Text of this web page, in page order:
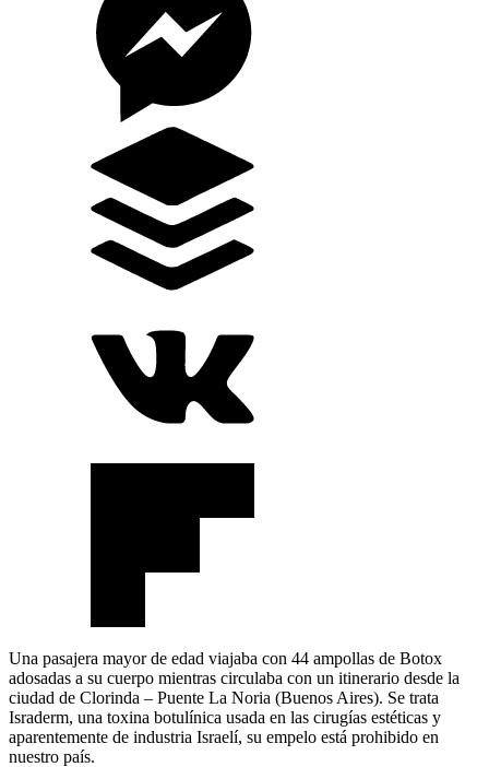
Una pasajera mayor de edad viajaba con 44 ampollas de Botox
adosadas a su cuerpo mientras circulaba con un itinerario desde la
ciudad de Clorinda – Puente La Noria (Buenos Aires). Se trata
Israderm, una toxina botulínica usada en las cirugías estéticas y
aparentemente de industria Israelí, su empelo está prohibido en
nuestro país.